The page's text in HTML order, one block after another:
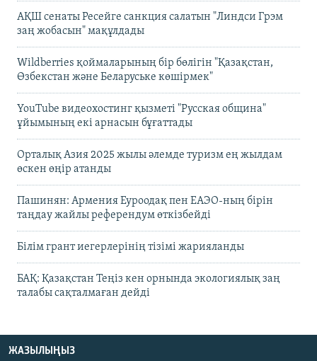
АҚШ сенаты Ресейге санкция салатын "Линдси Грэм
заң жобасын" мақұлдады
Wildberries қоймаларының бір бөлігін "Қазақстан,
Өзбекстан және Беларуське көшірмек"
YouTube видеохостинг қызметі "Русская община"
ұйымының екі арнасын бұғаттады
Орталық Азия 2025 жылы әлемде туризм ең жылдам
өскен өңір атанды
Пашинян: Армения Еуроодақ пен ЕАЭО-ның бірін
таңдау жайлы референдум өткізбейді
Білім грант иегерлерінің тізімі жарияланды
БАҚ: Қазақстан Теңіз кен орнында экологиялық заң
талабы сақталмаған дейді
ЖАЗЫЛЫҢЫЗ